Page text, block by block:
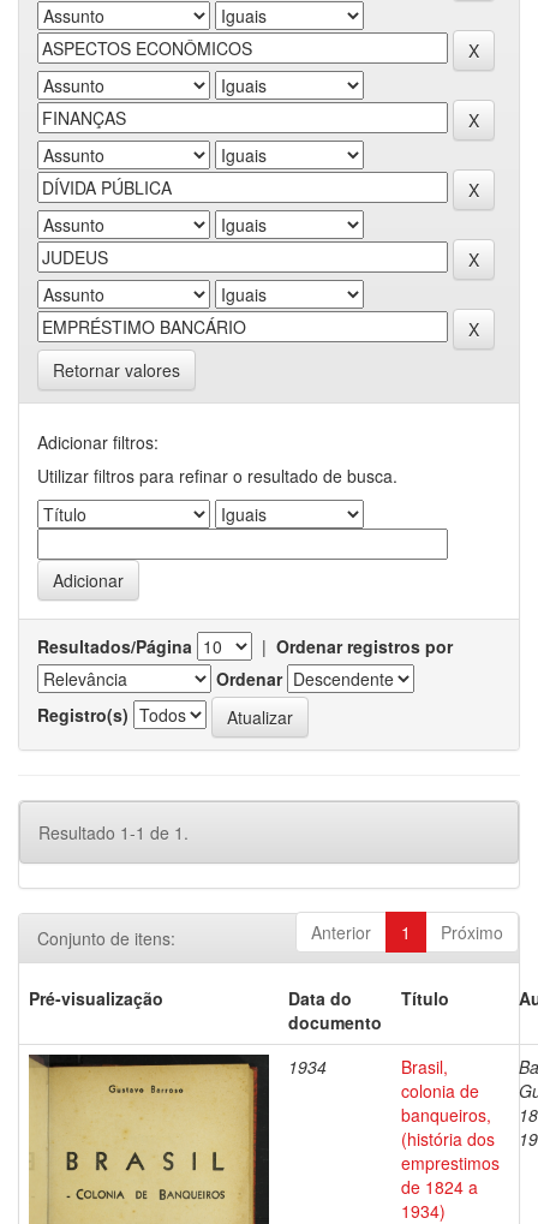
Retornar valores
Adicionar filtros:
Utilizar filtros para refinar o resultado de busca.
Resultados/Página | Ordenar registros por
Ordenar
Registro(s)
Resultado 1-1 de 1.
Anterior 1 Próximo
Conjunto de itens:
Pré-visualização
Data do
documento
Título
1934
Brasil,
colonia de
banqueiros,
(história dos
emprestimos
de 1824 a
1934)